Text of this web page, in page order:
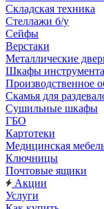
Складская техника
Стеллажи б/у
Сейфы
Верстаки
Металлические
Шкафы
Производственное
Скамья для
Сушильные шкафы
ГБО
Картотеки
Медицинская
Ключницы
Почтовые ящики
Акции
Услуги